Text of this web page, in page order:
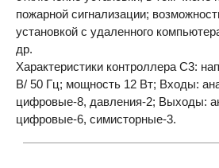
пожарной сигнализации;
установкой с удаленного
др.
Характеристики контроллера С3:
В/ 50 Гц; мощность 12 Вт; Входы:
цифровые-8, давления-2; Выходы:
цифровые-6, симисторные-3.